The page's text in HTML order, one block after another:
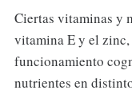
Ciertas vitaminas y
vitamina E y el
funcionamiento
nutrientes en